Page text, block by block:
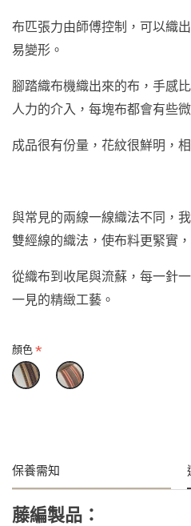
布匹張力由師傅控制，可以織
易變形。
腳踏織布機織出來的布，手感
人力的介入，每塊布都會有些
成品很有份量，花紋很鮮明，
與常見的兩線一線織法不同，
雙經線的織法，使布料更緊實
從織布到收尾與流蘇，每一針
一見的精緻工藝。
顏色
保養需知
藤編製品：